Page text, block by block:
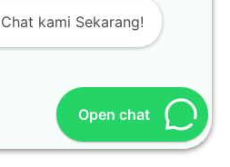
benih terong terbaik !
kami Sekarang!
Open chat